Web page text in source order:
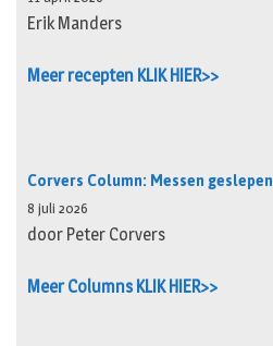
Erik Manders
Meer recepten KLIK HIER>>
Corvers Column: Messen geslepen
8 juli 2026
door Peter Corvers
Meer Columns KLIK HIER>>